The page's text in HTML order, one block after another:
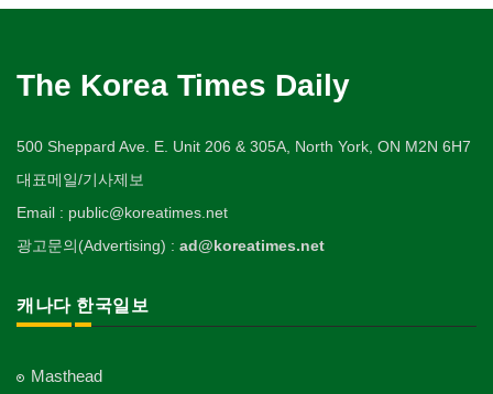
The Korea Times Daily
500 Sheppard Ave. E. Unit 206 & 305A, North York, ON M2N 6H7
대표메일/기사제보
Email : public@koreatimes.net
광고문의(Advertising) : ad@koreatimes.net
캐나다 한국일보
Masthead